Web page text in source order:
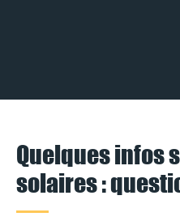
Quelques infos
solaires :